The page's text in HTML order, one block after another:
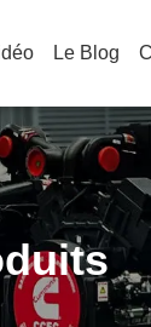
Le Blog